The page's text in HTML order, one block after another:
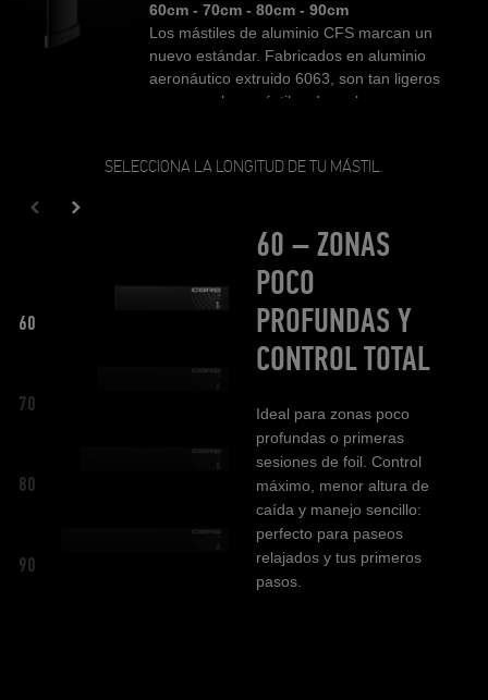
60cm - 70cm - 80cm - 90cm
Los mástiles de aluminio CFS marcan un
nuevo estándar. Fabricados en aluminio
aeronáutico extruido 6063, son tan ligeros
como muchos mástiles de carbono – pero
progresivo de “cinco largueros” refuerza
notablemente la resistencia al agua. La unión
moldeada con el fuselaje garantiza un ajuste
preciso – para un control seguro en todas las
condiciones, ya sea en freeride, surf en olas o
SELECCIONA LA LONGITUD DE TU MÁSTIL.
60
70
80
90
60 – ZONAS
POCO
PROFUNDAS Y
CONTROL TOTAL
Ideal para zonas poco
profundas o primeras
sesiones de foil. Control
máximo, menor altura de
caída y manejo sencillo:
perfecto para paseos
relajados y tus primeros
pasos.